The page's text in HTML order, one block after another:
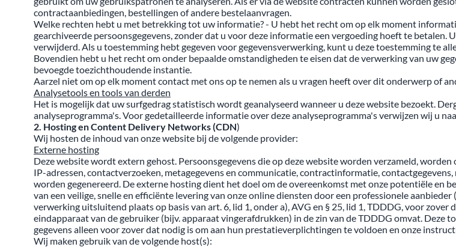
contractaanbiedingen, bestellingen of andere bestelaanvragen.
Welke rechten hebt u met betrekking tot uw informatie? - U hebt het recht om op elk moment
gearchiveerde persoonsgegevens, zonder dat u voor deze informatie een vergoeding hoeft te
verwijderd. Als u toestemming hebt gegeven voor gegevensverwerking, kunt u deze toestemming te
Bovendien hebt u het recht om onder bepaalde omstandigheden te eisen dat de verwerking van uw
bevoegde toezichthoudende instantie.
Aarzel niet om op elk moment contact met ons op te nemen als u vragen heeft over dit onderwerp of
Analysetools en tools van derden
Het is mogelijk dat uw surfgedrag statistisch wordt geanalyseerd wanneer u deze website bezoekt.
analyseprogramma's. Voor gedetailleerde informatie over deze analyseprogramma's verwijzen wij u
2. Hosting en Content Delivery Networks (CDN)
Wij hosten de inhoud van onze website bij de volgende provider:
Externe hosting
Deze website wordt extern gehost. Persoonsgegevens die op deze website worden verzameld,
IP-adressen, contactverzoeken, metagegevens en communicatie, contractinformatie,
worden gegenereerd. De externe hosting dient het doel om de overeenkomst met onze potentiële en
van een veilige, snelle en efficiënte levering van onze online diensten door een professionele
verwerking uitsluitend plaats op basis van art. 6, lid 1, onder a), AVG en § 25, lid 1, TDDDG, voor
eindapparaat van de gebruiker (bijv. apparaat vingerafdrukken) in de zin van de TDDDG omvat.
gegevens alleen voor zover dat nodig is om aan hun prestatieverplichtingen te voldoen en onze
Wij maken gebruik van de volgende host(s):